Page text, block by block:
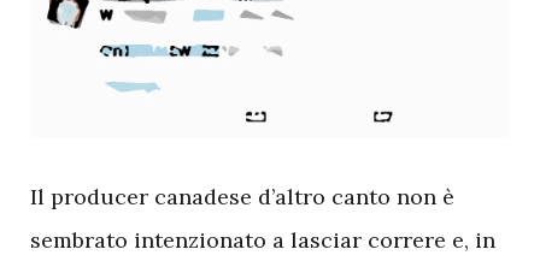
Il producer canadese d’altro canto non è
sembrato intenzionato a lasciar correre e, in